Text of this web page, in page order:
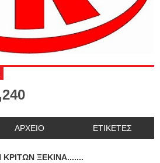
ΑΡΧΕΙΟ ΕΤΙΚΕΤΕΣ
ΞΕΚΙΝΑ.......